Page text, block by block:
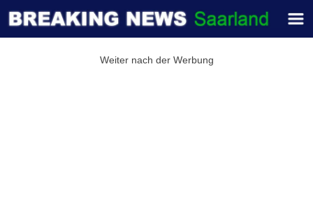
Weiter nach der Werbung